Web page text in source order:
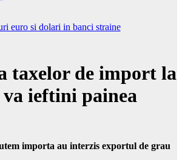
taxelor de import la
va ieftini painea
importa au interzis exportul de grau